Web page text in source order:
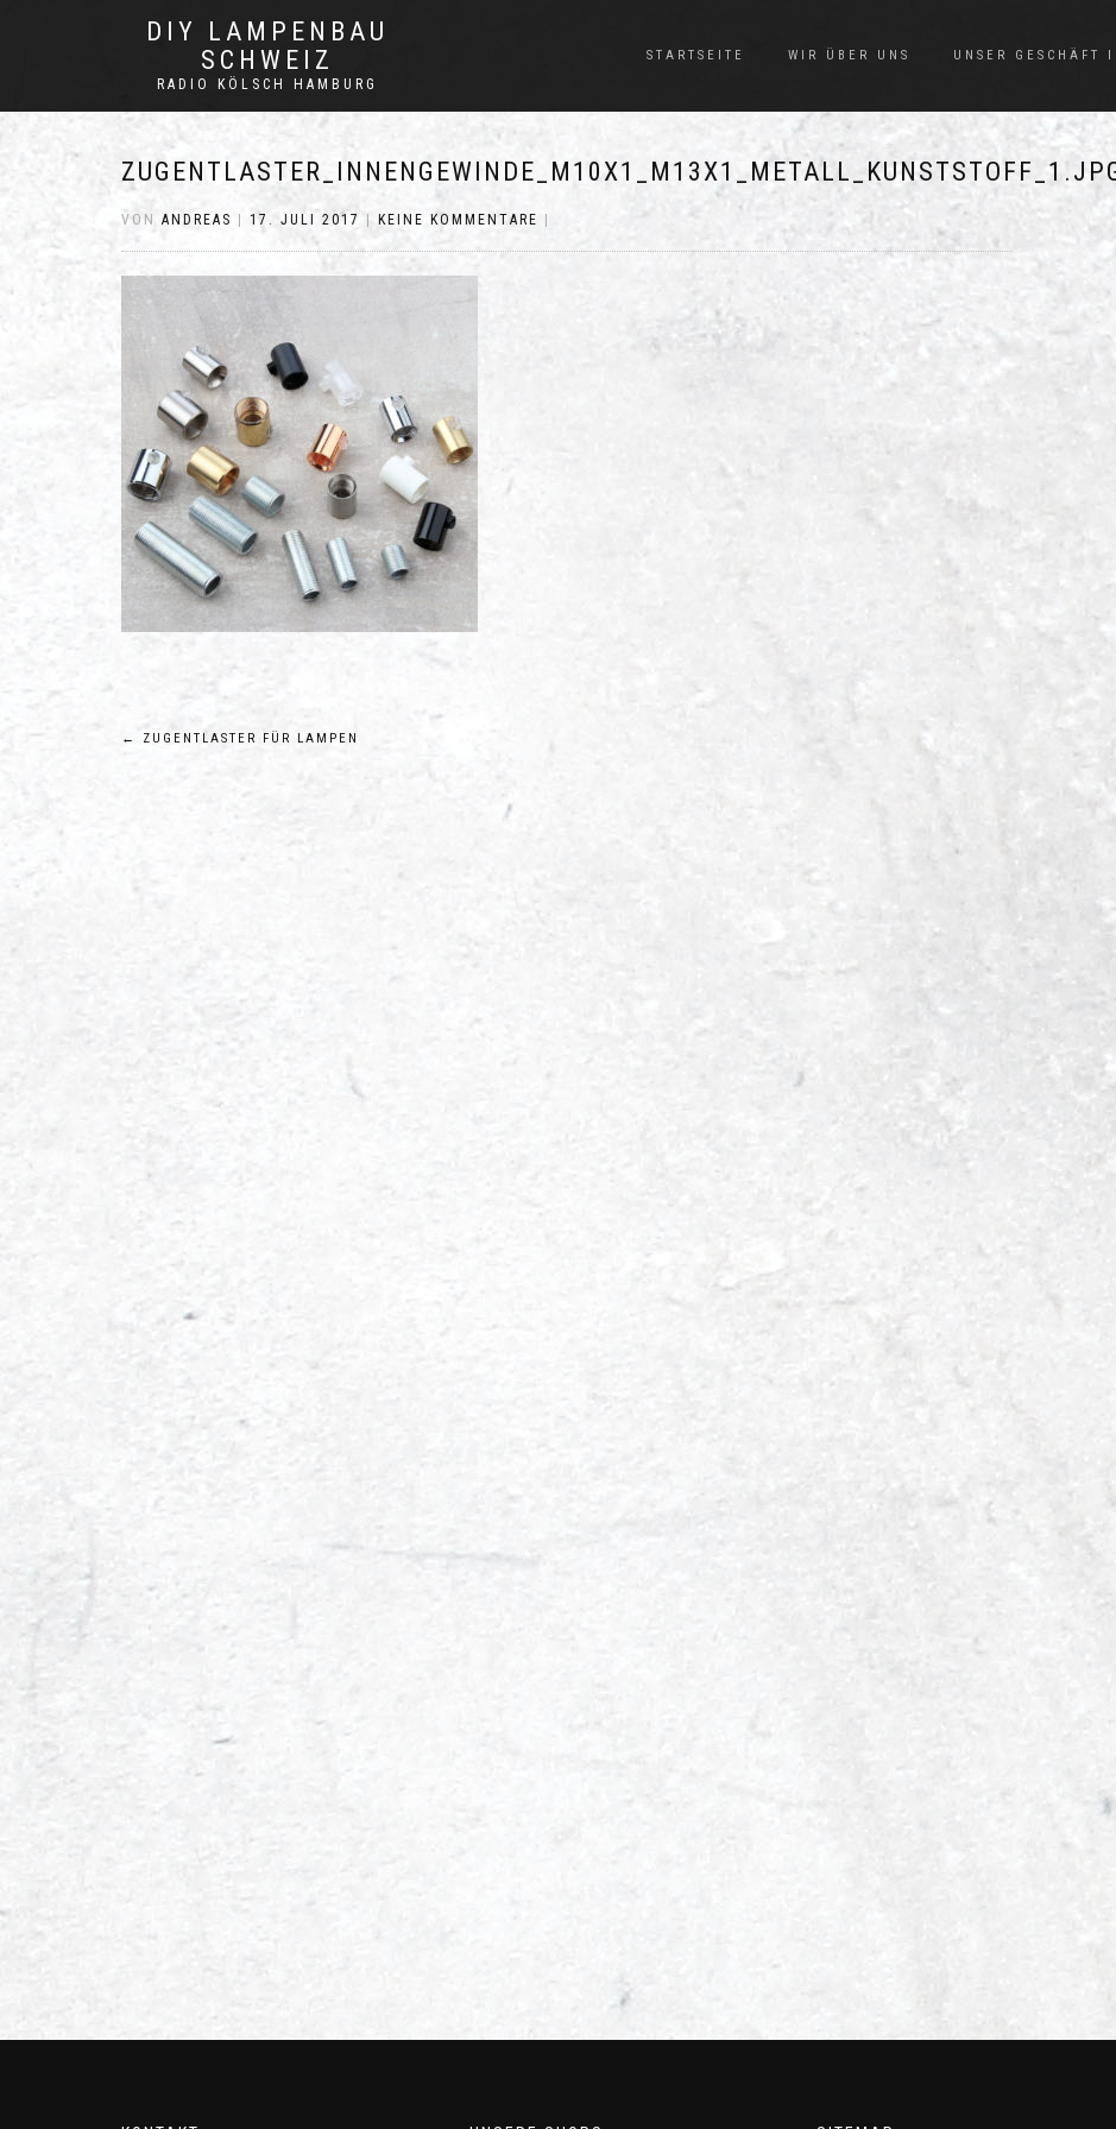
DIY LAMPENBAU
SCHWEIZ
RADIO KÖLSCH HAMBURG
STARTSEITE WIR ÜBER UNS UNSER GESCHÄFT
VON ANDREAS 17. JULI 2017 KEINE KOMMENTARE
Beitragsnavigation
← ZUGENTLASTER FÜR LAMPEN